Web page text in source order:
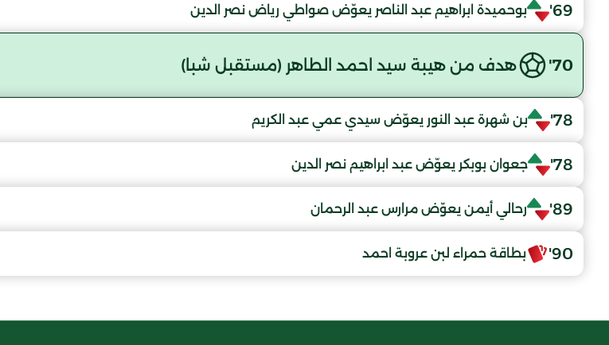
69' بوحميدة ابراهيم عبد الناصر يعوّض صواطي رياض نصر الدين
70' هدف من هيبة سيد احمد الطاهر (مستقبل شبا)
78' بن شهرة عبد النور يعوّض سيدي عمي عبد الكريم
78' جعوان بوبكر يعوّض عبد ابراهيم نصر الدين
89' رحالي أيمن يعوّض مرارس عبد الرحمان
90' بطاقة حمراء لبن عروبة احمد